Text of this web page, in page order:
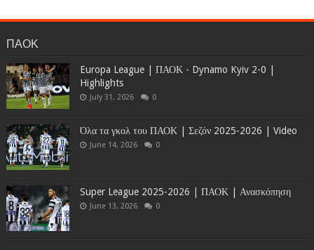
ΠΑΟΚ
Europa League | ΠΑΟΚ - Dynamo Kyiv 2-0 |
Highlights
July 31, 2026 0
Όλα τα γκολ του ΠΑΟΚ | Σεζόν 2025-2026 | Video
June 14, 2026 0
Super League 2025-2026 | ΠΑΟΚ | Ανασκόπηση
June 13, 2026 0